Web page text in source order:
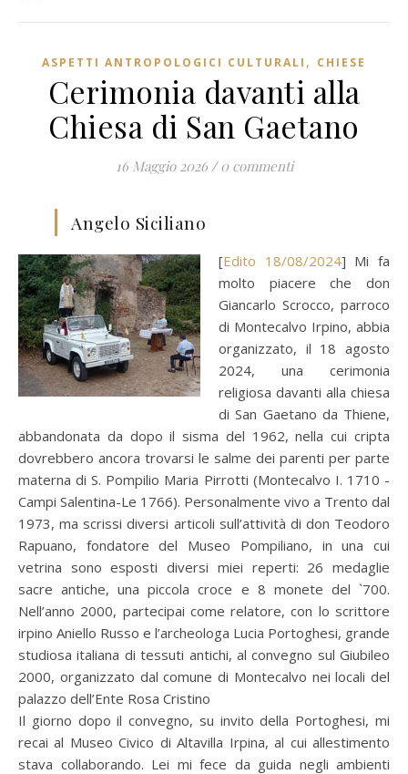
ASPETTI ANTROPOLOGICI CULTURALI , CHIESE
Cerimonia davanti alla
Chiesa di San Gaetano
16 Maggio 2026 / 0 commenti
Angelo Siciliano
[ Edito 18/08/2024] Mi fa
molto piacere che don
Giancarlo Scrocco, parroco
di Montecalvo Irpino, abbia
organizzato, il 18 agosto
2024, una cerimonia
religiosa davanti alla chiesa
di San Gaetano da Thiene,
abbandonata da dopo il sisma del 1962, nella cui cripta
dovrebbero ancora trovarsi le salme dei parenti per parte
materna di S. Pompilio Maria Pirrotti (Montecalvo I. 1710 ­
Campi Salentina-Le 1766). Personalmente vivo a Trento dal
1973, ma scrissi diversi articoli sull’attività di don Teodoro
Rapuano, fondatore del Museo Pompiliano, in una cui
vetrina sono esposti diversi miei reperti: 26 medaglie
sacre antiche, una piccola croce e 8 monete del `700.
Nell’anno 2000, partecipai come relatore, con lo scrittore
irpino Aniello Russo e l’archeologa Lucia Portoghesi, grande
studiosa italiana di tessuti antichi, al convegno sul Giubileo
2000, organizzato dal comune di Montecalvo nei locali del
palazzo dell’Ente Rosa Cristino
Il giorno dopo il convegno, su invito della Portoghesi, mi
recai al Museo Civico di Altavilla Irpina, al cui allestimento
stava collaborando. Lei mi fece da guida negli ambienti